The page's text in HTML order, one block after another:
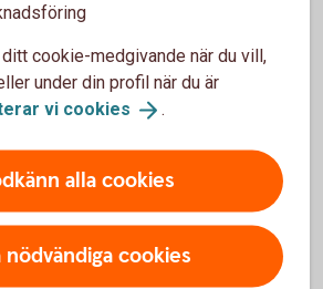
Kontakta oss
cookie-medgivande när du vill,
under din profil när du är
vi cookies .
alla cookies
nödvändiga cookies